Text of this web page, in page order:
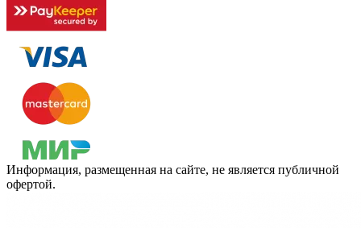
Информация, размещенная на сайте, не является публичной
офертой.